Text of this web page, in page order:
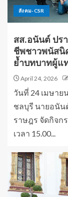
สังคม-CSR
สส.อนันต์ ปร
ชีพชาวพนัสนิ
ย้ำบทบาทผู้
April 24, 2026
วันที่ 24 เมษา
ชลบุรี นายอนั
ราษฎร จัดกิจก
เวลา 15.00...